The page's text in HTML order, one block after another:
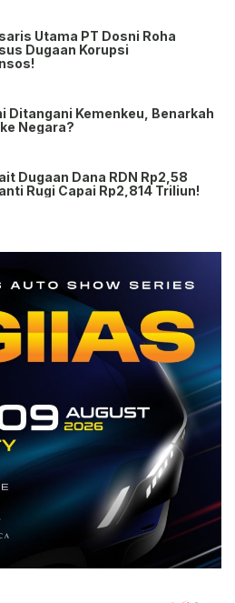
Utama PT Dosni Roha
Dugaan Korupsi
Ditangani Kemenkeu, Benarkah
Negara?
Dugaan Dana RDN Rp2,58
Rugi Capai Rp2,814 Triliun!